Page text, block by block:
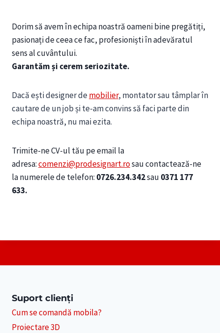
Dorim să avem în echipa noastră oameni bine pregătiți,
pasionați de ceea ce fac, profesioniști în adevăratul
sens al cuvântului.
Garantăm și cerem seriozitate.
Dacă ești designer demobilier, montator sau tâmplar în
cautare de un job și te-am convins să faci parte din
echipa noastră, nu mai ezita.
Trimite-ne CV-ul tău pe email la
adresa:comenzi@prodesignart.rosau contactează-ne
la numerele de telefon: 0726.234.342sau 0371 177
633.
Suport clienți
Cum se comandă mobila?
Proiectare 3D